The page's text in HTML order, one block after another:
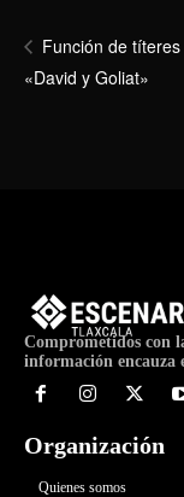
Función de títeres
«David y Goliat»
Comprometidos con
información encauza
Organización
Quienes somos